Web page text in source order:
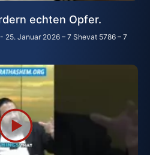
echten Opfer.
25. Januar 2026 – 7 Shevat 5786 – 7